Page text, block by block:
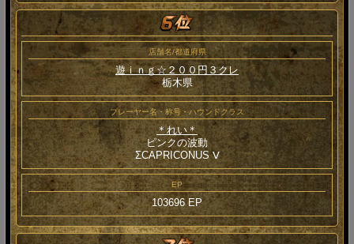
店舗名/都道府県
遊ｉｎｇ☆２００円３クレ
栃木県
プレーヤー名・称号・ハウンドクラス
＊れい＊
ピンクの波動
ΣCAPRICONUS Ⅴ
EP
103696 EP